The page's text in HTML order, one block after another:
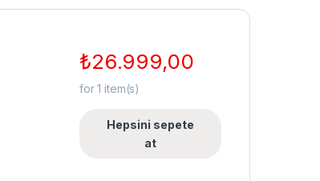
₺26.999,00
for1 item(s)
Hepsini sepete
at